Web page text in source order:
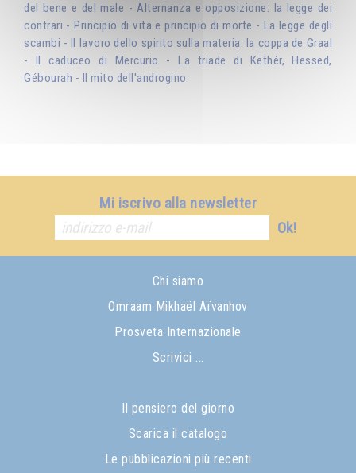
del bene e del male - Alternanza e opposizione: la legge dei
contrari - Principio di vita e principio di morte - La legge degli
scambi - Il lavoro dello spirito sulla materia: la coppa de Graal
- Il caduceo di Mercurio - La triade di Kethér, Hessed,
Gébourah - Il mito dell'androgino.
Mi iscrivo alla newsletter
Ok!
Chi siamo
Omraam Mikhaël Aïvanhov
Prosveta Internazionale
Scrivici ...
Il pensiero del giorno
Scarica il catalogo
Le pubblicazioni più recenti